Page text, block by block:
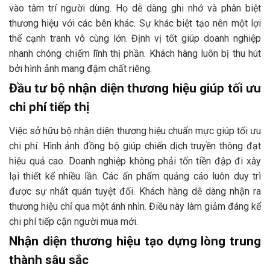
vào tâm trí người dùng. Họ dễ dàng ghi nhớ và phân biệt
thương hiệu với các bên khác. Sự khác biệt tạo nên một lợi
thế cạnh tranh vô cùng lớn. Định vị tốt giúp doanh nghiệp
nhanh chóng chiếm lĩnh thị phần. Khách hàng luôn bị thu hút
bởi hình ảnh mang đậm chất riêng.
Đầu tư bộ nhận diện thương hiệu giúp tối ưu
chi phí tiếp thị
Việc sở hữu bộ nhận diện thương hiệu chuẩn mực giúp tối ưu
chi phí. Hình ảnh đồng bộ giúp chiến dịch truyền thông đạt
hiệu quả cao. Doanh nghiệp không phải tốn tiền đập đi xây
lại thiết kế nhiều lần. Các ấn phẩm quảng cáo luôn duy trì
được sự nhất quán tuyệt đối. Khách hàng dễ dàng nhận ra
thương hiệu chỉ qua một ánh nhìn. Điều này làm giảm đáng kể
chi phí tiếp cận người mua mới.
Nhận diện thương hiệu tạo dựng lòng trung
thành sâu sắc